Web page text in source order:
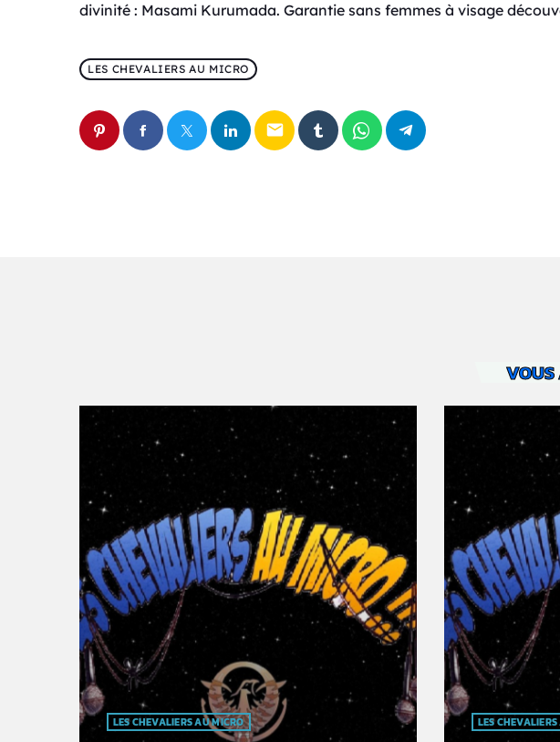
divinité : Masami Kurumada. Garantie sans femmes à visage
LES CHEVALIERS AU MICRO
email
VOUS
LES CHEVALIERS AU MICRO LES